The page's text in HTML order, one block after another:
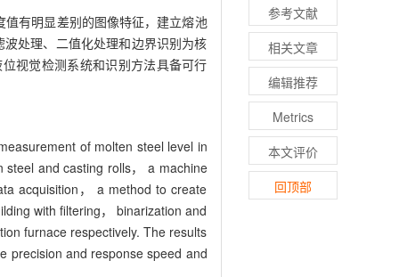
有明显差别的图像特征，建立熔池
处理、二值化处理和边界识别为核
视觉检测系统和识别方法具备可行
of molten steel level in
and casting rolls， a machine
acquisition， a method to create
with filtering， binarization and
摘要
参考文献
相关文章
编辑推荐
Metrics
本文评价